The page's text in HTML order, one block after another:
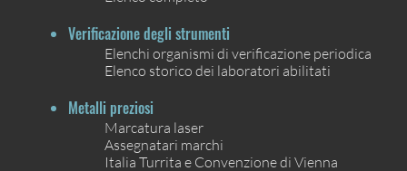
Verificazione degli strumenti
Elenchi organismi di verificazione periodica
Elenco storico dei laboratori abilitati
Metalli preziosi
Marcatura laser
Assegnatari marchi
Italia Turrita e Convenzione di Vienna